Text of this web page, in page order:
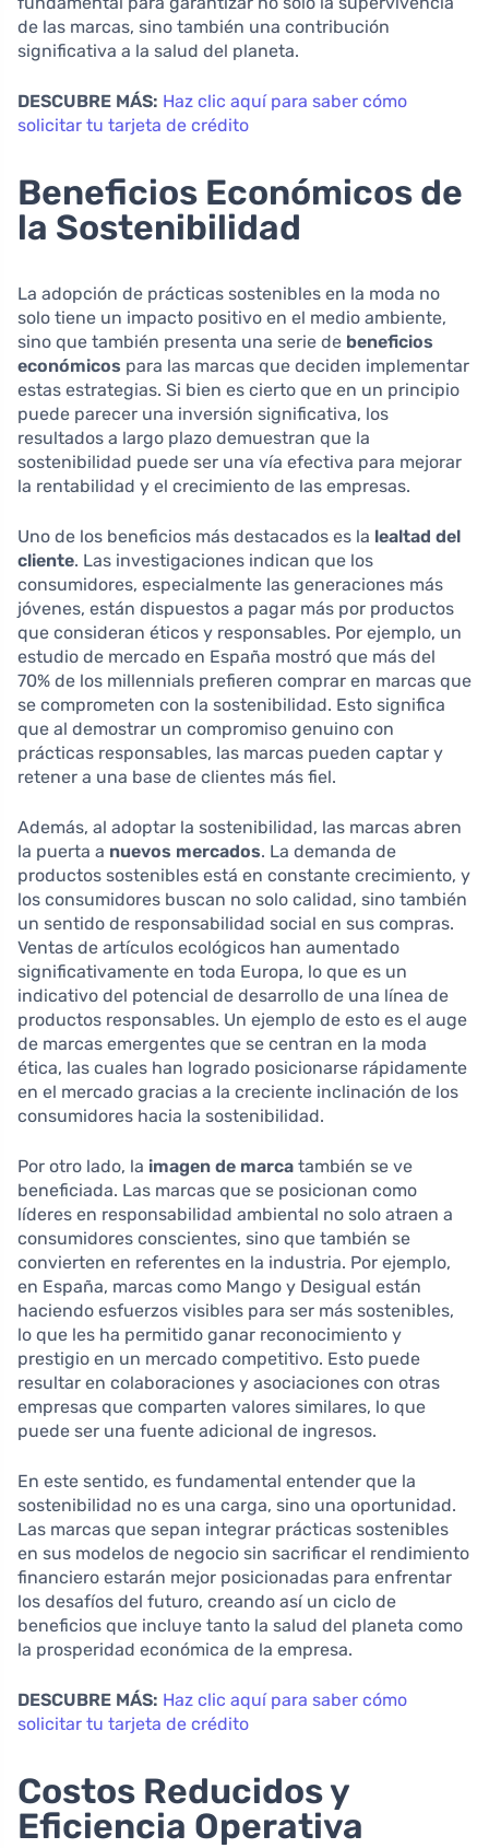
de las marcas, sino también una contribución
significativa a la salud del planeta.
DESCUBRE MÁS: Haz clic aquí para saber cómo
solicitar tu tarjeta de crédito
Beneficios Económicos de
la Sostenibilidad
La adopción de prácticas sostenibles en la moda no
solo tiene un impacto positivo en el medio ambiente,
sino que también presenta una serie de beneficios
económicos para las marcas que deciden implementar
estas estrategias. Si bien es cierto que en un principio
puede parecer una inversión significativa, los
resultados a largo plazo demuestran que la
sostenibilidad puede ser una vía efectiva para mejorar
la rentabilidad y el crecimiento de las empresas.
Uno de los beneficios más destacados es la lealtad del
cliente. Las investigaciones indican que los
consumidores, especialmente las generaciones más
jóvenes, están dispuestos a pagar más por productos
que consideran éticos y responsables. Por ejemplo, un
estudio de mercado en España mostró que más del
70% de los millennials prefieren comprar en marcas que
se comprometen con la sostenibilidad. Esto significa
que al demostrar un compromiso genuino con
prácticas responsables, las marcas pueden captar y
retener a una base de clientes más fiel.
Además, al adoptar la sostenibilidad, las marcas abren
la puerta a nuevos mercados. La demanda de
productos sostenibles está en constante crecimiento, y
los consumidores buscan no solo calidad, sino también
un sentido de responsabilidad social en sus compras.
Ventas de artículos ecológicos han aumentado
significativamente en toda Europa, lo que es un
indicativo del potencial de desarrollo de una línea de
productos responsables. Un ejemplo de esto es el auge
de marcas emergentes que se centran en la moda
ética, las cuales han logrado posicionarse rápidamente
en el mercado gracias a la creciente inclinación de los
consumidores hacia la sostenibilidad.
Por otro lado, la imagen de marca también se ve
beneficiada. Las marcas que se posicionan como
líderes en responsabilidad ambiental no solo atraen a
consumidores conscientes, sino que también se
convierten en referentes en la industria. Por ejemplo,
en España, marcas como Mango y Desigual están
haciendo esfuerzos visibles para ser más sostenibles,
lo que les ha permitido ganar reconocimiento y
prestigio en un mercado competitivo. Esto puede
resultar en colaboraciones y asociaciones con otras
empresas que comparten valores similares, lo que
puede ser una fuente adicional de ingresos.
En este sentido, es fundamental entender que la
sostenibilidad no es una carga, sino una oportunidad.
Las marcas que sepan integrar prácticas sostenibles
en sus modelos de negocio sin sacrificar el rendimiento
financiero estarán mejor posicionadas para enfrentar
los desafíos del futuro, creando así un ciclo de
beneficios que incluye tanto la salud del planeta como
la prosperidad económica de la empresa.
DESCUBRE MÁS: Haz clic aquí para saber cómo
solicitar tu tarjeta de crédito
Costos Reducidos y
Eficiencia Operativa